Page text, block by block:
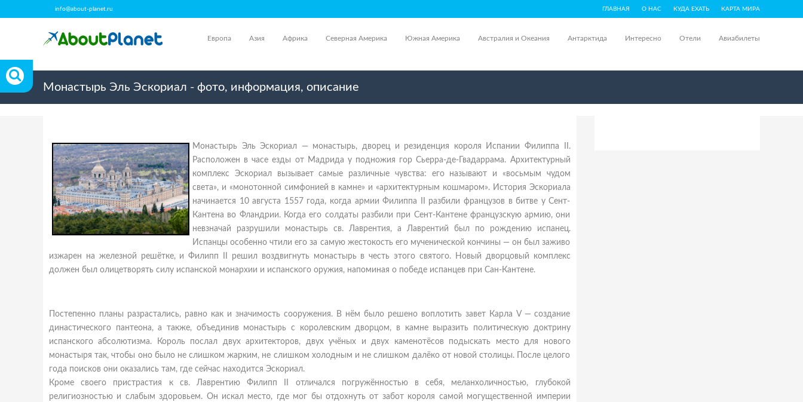
info@about-planet.ru ГЛАВНАЯ О НАС КУДА ЕХАТЬ КАРТА МИРА
Европа Азия Африка Северная Америка Южная Америка Австралия и Океания Антарктида Интересно Отели Авиабилеты
Монастырь Эль Эскориал - фото, информация, описание
Монастырь Эль Эскориал — монастырь, дворец и резиденция короля Испании Филиппа II.
Расположен в часе езды от Мадрида у подножия гор Сьерра-де-Гвадаррама. Архитектурный
комплекс Эскориал вызывает самые различные чувства: его называют и «восьмым чудом
света», и «монотонной симфонией в камне» и «архитектурным кошмаром». История Эскориала
начинается 10 августа 1557 года, когда армии Филиппа II разбили французов в битве у Сент-
Кантена во Фландрии. Когда его солдаты разбили при Сент-Кантене французскую армию, они
невзначай разрушили монастырь св. Лаврентия, а Лаврентий был по рождению испанец.
Испанцы особенно чтили его за самую жестокость его мученической кончины — он был заживо
изжарен на железной решётке, и Филипп II решил воздвигнуть монастырь в честь этого святого. Новый дворцовый комплекс
должен был олицетворять силу испанской монархии и испанского оружия, напоминая о победе испанцев при Сан-Кантене.
Постепенно планы разрастались, равно как и значимость сооружения. В нём было решено воплотить завет Карла V — создание
династического пантеона, а также, объединив монастырь с королевским дворцом, в камне выразить политическую доктрину
испанского абсолютизма. Король послал двух архитекторов, двух учёных и двух каменотёсов подыскать место для нового
монастыря так, чтобы оно было не слишком жарким, не слишком холодным и не слишком далёко от новой столицы. После целого
года поисков они оказались там, где сейчас находится Эскориал.
Кроме своего пристрастия к св. Лаврентию Филипп II отличался погружённостью в себя, меланхоличностью, глубокой
религиозностью и слабым здоровьем. Он искал место, где мог бы отдохнуть от забот короля самой могущественной империи